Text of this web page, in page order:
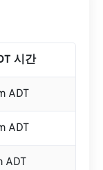
시간
ADT
ADT
ADT